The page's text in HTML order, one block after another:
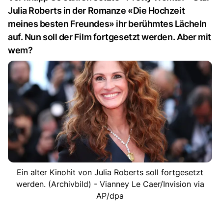
Julia Roberts in der Romanze «Die Hochzeit
meines besten Freundes» ihr berühmtes Lächeln
auf. Nun soll der Film fortgesetzt werden. Aber mit
wem?
Ein alter Kinohit von Julia Roberts soll fortgesetzt
werden. (Archivbild) - Vianney Le Caer/Invision via
AP/dpa